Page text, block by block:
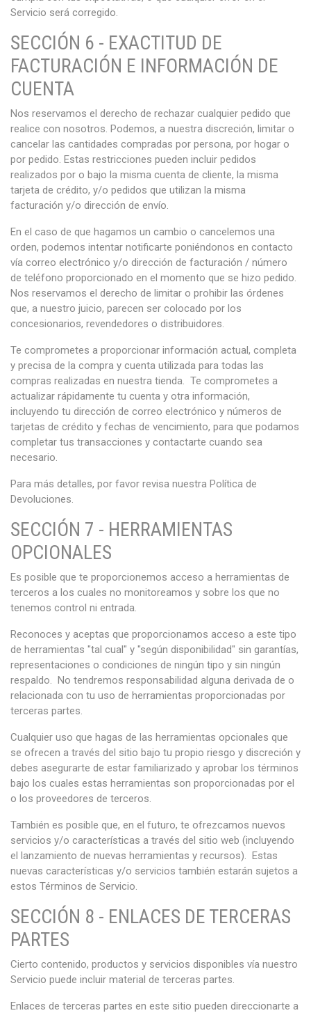
Servicio será corregido.
SECCIÓN 6 - EXACTITUD DE
FACTURACIÓN E INFORMACIÓN DE
CUENTA
Nos reservamos el derecho de rechazar cualquier pedido que
realice con nosotros. Podemos, a nuestra discreción, limitar o
cancelar las cantidades compradas por persona, por hogar o
por pedido. Estas restricciones pueden incluir pedidos
realizados por o bajo la misma cuenta de cliente, la misma
tarjeta de crédito, y/o pedidos que utilizan la misma
facturación y/o dirección de envío.
En el caso de que hagamos un cambio o cancelemos una
orden, podemos intentar notificarte poniéndonos en contacto
vía correo electrónico y/o dirección de facturación / número
de teléfono proporcionado en el momento que se hizo pedido.
Nos reservamos el derecho de limitar o prohibir las órdenes
que, a nuestro juicio, parecen ser colocado por los
concesionarios, revendedores o distribuidores.
Te comprometes a proporcionar información actual, completa
y precisa de la compra y cuenta utilizada para todas las
compras realizadas en nuestra tienda. Te comprometes a
actualizar rápidamente tu cuenta y otra información,
incluyendo tu dirección de correo electrónico y números de
tarjetas de crédito y fechas de vencimiento, para que podamos
completar tus transacciones y contactarte cuando sea
necesario.
Para más detalles, por favor revisa nuestra Política de
Devoluciones.
SECCIÓN 7 - HERRAMIENTAS
OPCIONALES
Es posible que te proporcionemos acceso a herramientas de
terceros a los cuales no monitoreamos y sobre los que no
tenemos control ni entrada.
Reconoces y aceptas que proporcionamos acceso a este tipo
de herramientas "tal cual" y "según disponibilidad" sin garantías,
representaciones o condiciones de ningún tipo y sin ningún
respaldo. No tendremos responsabilidad alguna derivada de o
relacionada con tu uso de herramientas proporcionadas por
terceras partes.
Cualquier uso que hagas de las herramientas opcionales que
se ofrecen a través del sitio bajo tu propio riesgo y discreción y
debes asegurarte de estar familiarizado y aprobar los términos
bajo los cuales estas herramientas son proporcionadas por el
o los proveedores de terceros.
También es posible que, en el futuro, te ofrezcamos nuevos
servicios y/o características a través del sitio web (incluyendo
el lanzamiento de nuevas herramientas y recursos). Estas
nuevas características y/o servicios también estarán sujetos a
estos Términos de Servicio.
SECCIÓN 8 - ENLACES DE TERCERAS
PARTES
Cierto contenido, productos y servicios disponibles vía nuestro
Servicio puede incluir material de terceras partes.
Enlaces de terceras partes en este sitio pueden direccionarte a